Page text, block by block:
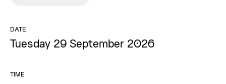
DATE
Tuesday 29 September 2026
TIME